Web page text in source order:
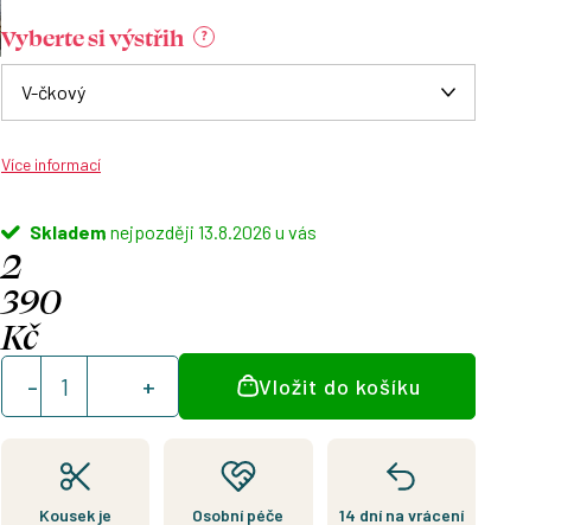
Vyberte si výstřih ?
Více informací
Skladem 13.8.2026
2
390
Kč
Měrná
cena:
Vložit do košíku
Kousek je
Osobní péče 14 dní na vrácení